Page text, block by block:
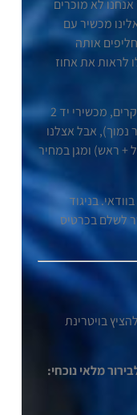
אנחנו לא מוכרים
מכשיר עם
אותה
לראות את אחוז
ברוב המקרים, מכשירי יד 2
נמוך), אבל אצלנו
ראש) ומגן במחיר
בוודאי. בניגוד
לשלם בכרטיס
בויטרינת
מלאי נוכחי: